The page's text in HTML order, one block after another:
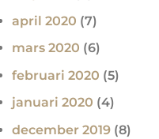
april 2020 (7)
mars 2020 (6)
februari 2020 (5)
januari 2020 (4)
december 2019 (8)